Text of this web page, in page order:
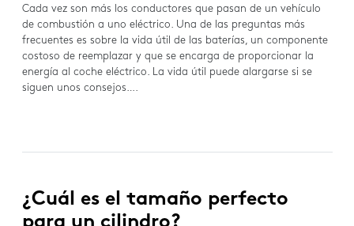
Cada vez son más los conductores que pasan de un vehículo
de combustión a uno eléctrico. Una de las preguntas más
frecuentes es sobre la vida útil de las baterías, un componente
costoso de reemplazar y que se encarga de proporcionar la
energía al coche eléctrico. La vida útil puede alargarse si se
siguen unos consejos….
¿Cuál es el tamaño perfecto